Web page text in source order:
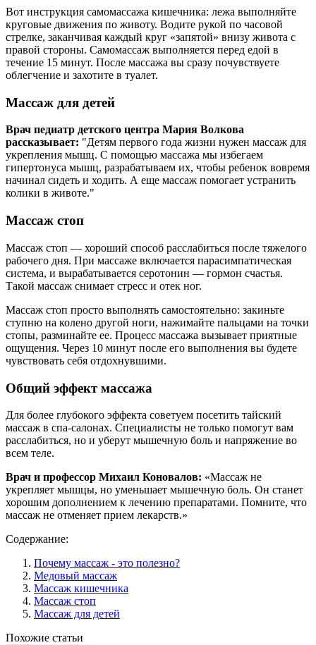
Вот инструкция самомассажа кишечника: лежа выполняйте
круговые движения по животу. Водите рукой по часовой
стрелке, заканчивая каждый круг «запятой» внизу живота с
правой стороны. Самомассаж выполняется перед едой в
течение 15 минут. После массажа вы сразу почувствуете
облегчение и захотите в туалет.
Массаж для детей
Врач педиатр детского центра Мария Волкова
рассказывает: "Детям первого года жизни нужен массаж для
укрепления мышц. С помощью массажа мы избегаем
гипертонуса мышц, разрабатываем их, чтобы ребенок вовремя
начинал сидеть и ходить. А еще массаж помогает устранить
колики в животе."
Массаж стоп
Массаж стоп — хороший способ расслабиться после тяжелого
рабочего дня. При массаже включается парасимпатическая
система, и вырабатывается серотонин — гормон счастья.
Такой массаж снимает стресс и отек ног.
Массаж стоп просто выполнять самостоятельно: закиньте
ступню на колено другой ноги, нажимайте пальцами на точки
стопы, разминайте ее. Процесс массажа вызывает приятные
ощущения. Через 10 минут после его выполнения вы будете
чувствовать себя отдохнувшими.
Общий эффект массажа
Для более глубокого эффекта советуем посетить тайский
массаж в спа-салонах. Специалисты не только помогут вам
расслабиться, но и уберут мышечную боль и напряжение во
всем теле.
Врач и профессор Михаил Коновалов: «Массаж не
укрепляет мышцы, но уменьшает мышечную боль. Он станет
хорошим дополнением к лечению препаратами. Помните, что
массаж не отменяет прием лекарств.»
Содержание:
Почему массаж - это полезно?
Медовый массаж
Массаж кишечника
Массаж стоп
Массаж для детей
Похожие статьи